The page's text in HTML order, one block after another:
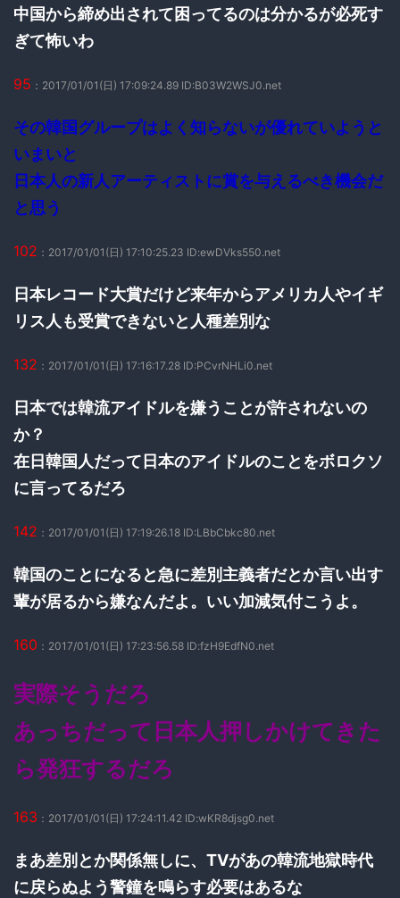
中国から締め出されて困ってるのは分かるが必死す
ぎて怖いわ
95 ：2017/01/01(日) 17:09:24.89 ID:B03W2WSJ0.net
その韓国グループはよく知らないが優れていようと
いまいと
日本人の新人アーティストに賞を与えるべき機会だ
と思う
102 ：2017/01/01(日) 17:10:25.23 ID:ewDVks550.net
日本レコード大賞だけど来年からアメリカ人やイギ
リス人も受賞できないと人種差別な
132 ：2017/01/01(日) 17:16:17.28 ID:PCvrNHLi0.net
日本では韓流アイドルを嫌うことが許されないの
か？
在日韓国人だって日本のアイドルのことをボロクソ
に言ってるだろ
142 ：2017/01/01(日) 17:19:26.18 ID:LBbCbkc80.net
韓国のことになると急に差別主義者だとか言い出す
輩が居るから嫌なんだよ。いい加減気付こうよ。
160 ：2017/01/01(日) 17:23:56.58 ID:fzH9EdfN0.net
実際そうだろ
あっちだって日本人押しかけてきた
ら発狂するだろ
163 ：2017/01/01(日) 17:24:11.42 ID:wKR8djsg0.net
まあ差別とか関係無しに、TVがあの韓流地獄時代
に戻らぬよう警鐘を鳴らす必要はあるな